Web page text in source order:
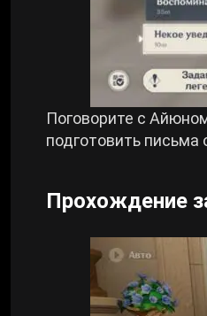
Поговорите с
подготовить
Прохождение